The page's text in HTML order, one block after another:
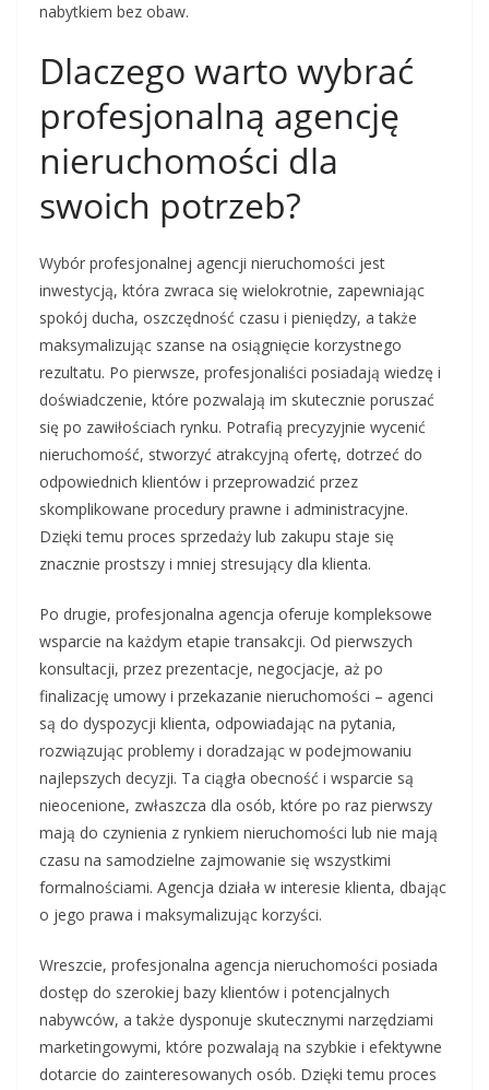
nabytkiem bez obaw.
Dlaczego warto wybrać
profesjonalną agencję
nieruchomości dla
swoich potrzeb?
Wybór profesjonalnej agencji nieruchomości jest
inwestycją, która zwraca się wielokrotnie, zapewniając
spokój ducha, oszczędność czasu i pieniędzy, a także
maksymalizując szanse na osiągnięcie korzystnego
rezultatu. Po pierwsze, profesjonaliści posiadają wiedzę i
doświadczenie, które pozwalają im skutecznie poruszać
się po zawiłościach rynku. Potrafią precyzyjnie wycenić
nieruchomość, stworzyć atrakcyjną ofertę, dotrzeć do
odpowiednich klientów i przeprowadzić przez
skomplikowane procedury prawne i administracyjne.
Dzięki temu proces sprzedaży lub zakupu staje się
znacznie prostszy i mniej stresujący dla klienta.
Po drugie, profesjonalna agencja oferuje kompleksowe
wsparcie na każdym etapie transakcji. Od pierwszych
konsultacji, przez prezentacje, negocjacje, aż po
finalizację umowy i przekazanie nieruchomości – agenci
są do dyspozycji klienta, odpowiadając na pytania,
rozwiązując problemy i doradzając w podejmowaniu
najlepszych decyzji. Ta ciągła obecność i wsparcie są
nieocenione, zwłaszcza dla osób, które po raz pierwszy
mają do czynienia z rynkiem nieruchomości lub nie mają
czasu na samodzielne zajmowanie się wszystkimi
formalnościami. Agencja działa w interesie klienta, dbając
o jego prawa i maksymalizując korzyści.
Wreszcie, profesjonalna agencja nieruchomości posiada
dostęp do szerokiej bazy klientów i potencjalnych
nabywców, a także dysponuje skutecznymi narzędziami
marketingowymi, które pozwalają na szybkie i efektywne
dotarcie do zainteresowanych osób. Dzięki temu proces